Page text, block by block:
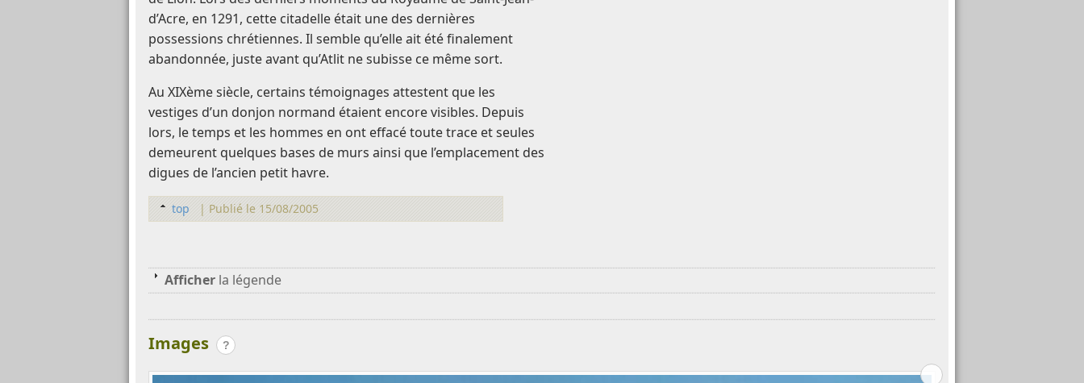
d’Acre, en 1291, cette citadelle était une des dernières
possessions chrétiennes. Il semble qu’elle ait été finalement
abandonnée, juste avant qu’Atlit ne subisse ce même sort.
Au XIXème siècle, certains témoignages attestent que les
vestiges d’un donjon normand étaient encore visibles. Depuis
lors, le temps et les hommes en ont effacé toute trace et seules
demeurent quelques bases de murs ainsi que l’emplacement des
digues de l’ancien petit havre.
top | Publié le 15/08/2005
Afficher la légende
Images ?